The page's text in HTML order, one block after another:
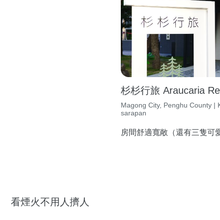
杉杉行旅 Araucaria
Magong City, Penghu County |
sarapan
房間舒適寬敞（還有三隻可
看煙火不用人擠人